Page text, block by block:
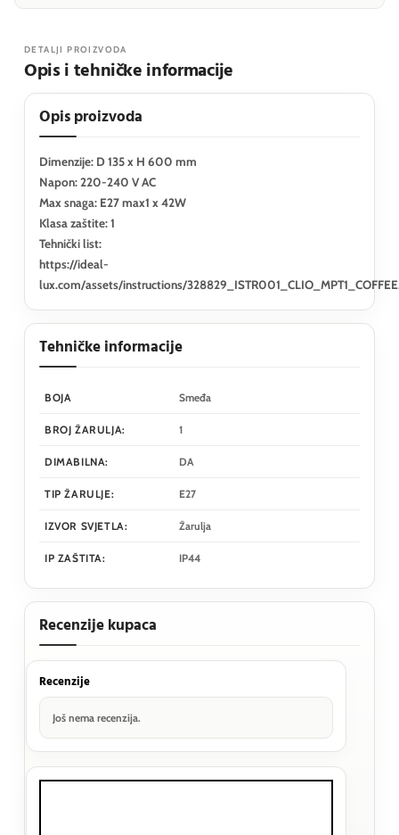
DETALJI PROIZVODA
Opis i tehničke informacije
Opis proizvoda
Dimenzije: D 135 x H 600 mm
Napon: 220-240 V AC
Max snaga: E27 max1 x 42W
Klasa zaštite: 1
Tehnički list:
https://ideal-
lux.com/assets/instructions/
Tehničke informacije
BOJA Smeđa
BROJ ŽARULJA: 1
DIMABILNA: DA
TIP ŽARULJE: E27
IZVOR SVJETLA: Žarulja
IP ZAŠTITA: IP44
Recenzije kupaca
Recenzije
Još nema recenzija.